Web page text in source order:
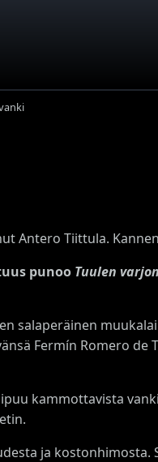
Antero Tiittula.
punoo Tuulen varjon
salaperäinen
Fermín Romero
kammottavista
ja